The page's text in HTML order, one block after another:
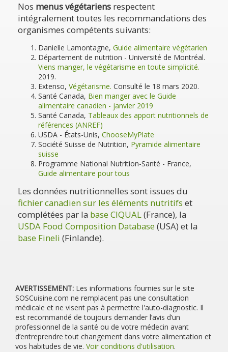
Nos menus végétariens respectent
intégralement toutes les recommandations des
organismes compétents suivants:
Danielle Lamontagne, Guide alimentaire végétarien
Département de nutrition - Université de Montréal.
Viens manger, le végétarisme en toute simplicité.
2019.
Extenso, Végétarisme. Consulté le 18 mars 2020.
Santé Canada, Bien manger avec le Guide
alimentaire canadien - janvier 2019
Santé Canada, Tableaux des apport nutritionnels de
références (ANREF)
USDA - États-Unis, ChooseMyPlate
Société Suisse de Nutrition, Pyramide alimentaire
suisse
Programme National Nutrition-Santé - France,
Guide alimentaire pour tous
Les données nutritionnelles sont issues du
fichier canadien sur les éléments nutritifs et
complétées par la base CIQUAL(France), la
USDA Food Composition Database(USA) et la
base Fineli (Finlande).
AVERTISSEMENT: Les informations fournies sur le site
SOSCuisine.com ne remplacent pas une consultation
médicale et ne visent pas à permettre l'auto-diagnostic. Il
est recommandé de toujours demander l’avis d’un
professionnel de la santé ou de votre médecin avant
d’entreprendre tout changement dans votre alimentation et
vos habitudes de vie. Voir conditions d'utilisation.